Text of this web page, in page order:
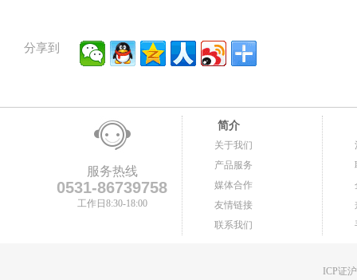
分享到
服务热线
0531-86739758
工作日8:30-18:00
简介
关于我们
产品服务
媒体合作
友情链接
联系我们
ICP证